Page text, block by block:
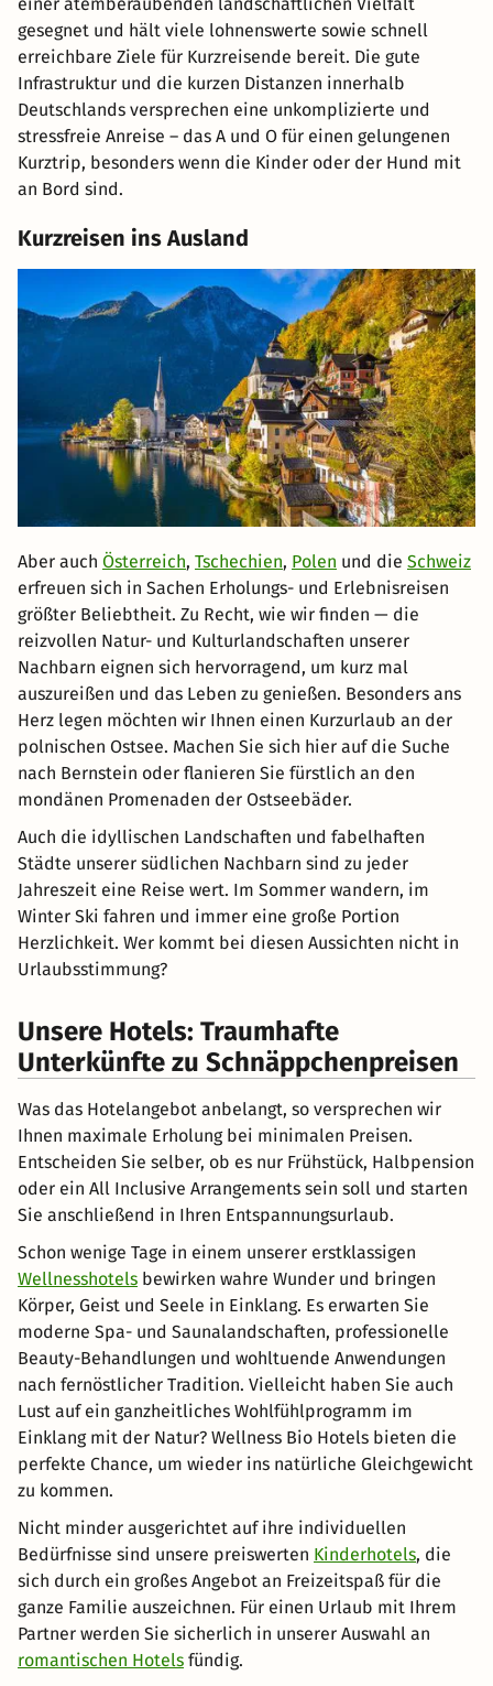
einer atemberaubenden landschaftlichen Vielfalt
gesegnet und hält viele lohnenswerte sowie schnell
erreichbare Ziele für Kurzreisende bereit. Die gute
Infrastruktur und die kurzen Distanzen innerhalb
Deutschlands versprechen eine unkomplizierte und
stressfreie Anreise – das A und O für einen gelungenen
Kurztrip, besonders wenn die Kinder oder der Hund mit
an Bord sind.
Kurzreisen ins Ausland
Aber auch Österreich, Tschechien, Polen und die Schweiz
erfreuen sich in Sachen Erholungs- und Erlebnisreisen
größter Beliebtheit. Zu Recht, wie wir finden — die
reizvollen Natur- und Kulturlandschaften unserer
Nachbarn eignen sich hervorragend, um kurz mal
auszureißen und das Leben zu genießen. Besonders ans
Herz legen möchten wir Ihnen einen Kurzurlaub an der
polnischen Ostsee. Machen Sie sich hier auf die Suche
nach Bernstein oder flanieren Sie fürstlich an den
mondänen Promenaden der Ostseebäder.
Auch die idyllischen Landschaften und fabelhaften
Städte unserer südlichen Nachbarn sind zu jeder
Jahreszeit eine Reise wert. Im Sommer wandern, im
Winter Ski fahren und immer eine große Portion
Herzlichkeit. Wer kommt bei diesen Aussichten nicht in
Urlaubsstimmung?
Unsere Hotels: Traumhafte
Unterkünfte zu Schnäppchenpreisen
Was das Hotelangebot anbelangt, so versprechen wir
Ihnen maximale Erholung bei minimalen Preisen.
Entscheiden Sie selber, ob es nur Frühstück, Halbpension
oder ein All Inclusive Arrangements sein soll und starten
Sie anschließend in Ihren Entspannungsurlaub.
Schon wenige Tage in einem unserer erstklassigen
Wellnesshotels bewirken wahre Wunder und bringen
Körper, Geist und Seele in Einklang. Es erwarten Sie
moderne Spa- und Saunalandschaften, professionelle
Beauty-Behandlungen und wohltuende Anwendungen
nach fernöstlicher Tradition. Vielleicht haben Sie auch
Lust auf ein ganzheitliches Wohlfühlprogramm im
Einklang mit der Natur? Wellness Bio Hotels bieten die
perfekte Chance, um wieder ins natürliche Gleichgewicht
zu kommen.
Nicht minder ausgerichtet auf ihre individuellen
Bedürfnisse sind unsere preiswerten Kinderhotels, die
sich durch ein großes Angebot an Freizeitspaß für die
ganze Familie auszeichnen. Für einen Urlaub mit Ihrem
Partner werden Sie sicherlich in unserer Auswahl an
romantischen Hotels fündig.